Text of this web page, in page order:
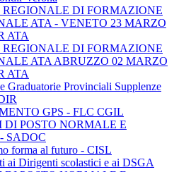
REGIONALE DI FORMAZIONE
ATA - VENETO 23 MARZO
ATA
REGIONALE DI FORMAZIONE
ATA ABRUZZO 02 MARZO
ATA
Graduatorie Provinciali Supplenze
GPS - FLC CGIL
DI POSTO NORMALE E
SADOC
forma al futuro - CISL
ai Dirigenti scolastici e ai DSGA